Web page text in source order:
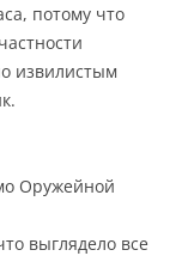
потому что
извилистым
Оружейной
выглядело все